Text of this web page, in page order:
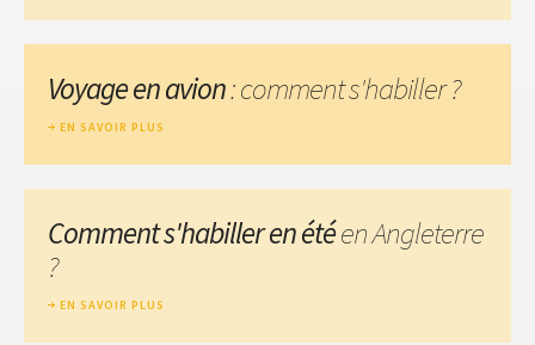
Voyage en avion: comment s'habiller ?
EN SAVOIR PLUS
Comment s'habiller en étéen Angleterre
?
EN SAVOIR PLUS